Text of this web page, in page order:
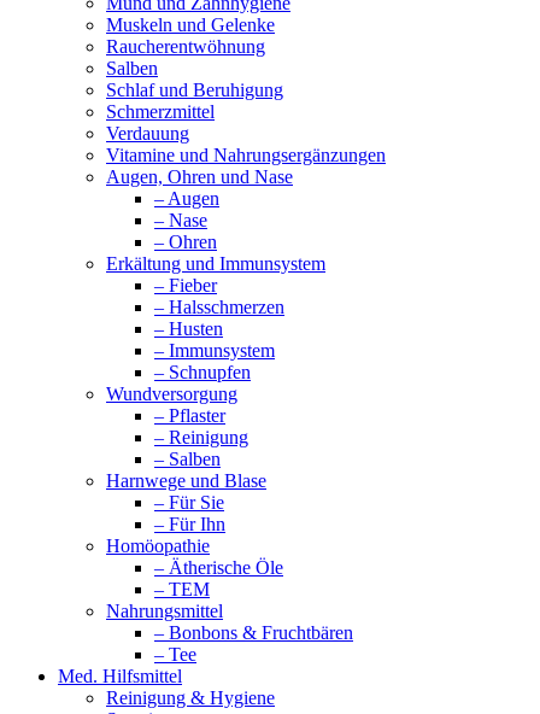
Muskeln und Gelenke
Raucherentwöhnung
Salben
Schlaf und Beruhigung
Schmerzmittel
Verdauung
Vitamine und Nahrungsergänzungen
Augen, Ohren und Nase
– Augen
– Nase
– Ohren
Erkältung und Immunsystem
– Fieber
– Halsschmerzen
– Husten
– Immunsystem
– Schnupfen
Wundversorgung
– Pflaster
– Reinigung
– Salben
Harnwege und Blase
– Für Sie
– Für Ihn
Homöopathie
– Ätherische Öle
– TEM
Nahrungsmittel
– Bonbons & Fruchtbären
– Tee
Med. Hilfsmittel
Reinigung & Hygiene